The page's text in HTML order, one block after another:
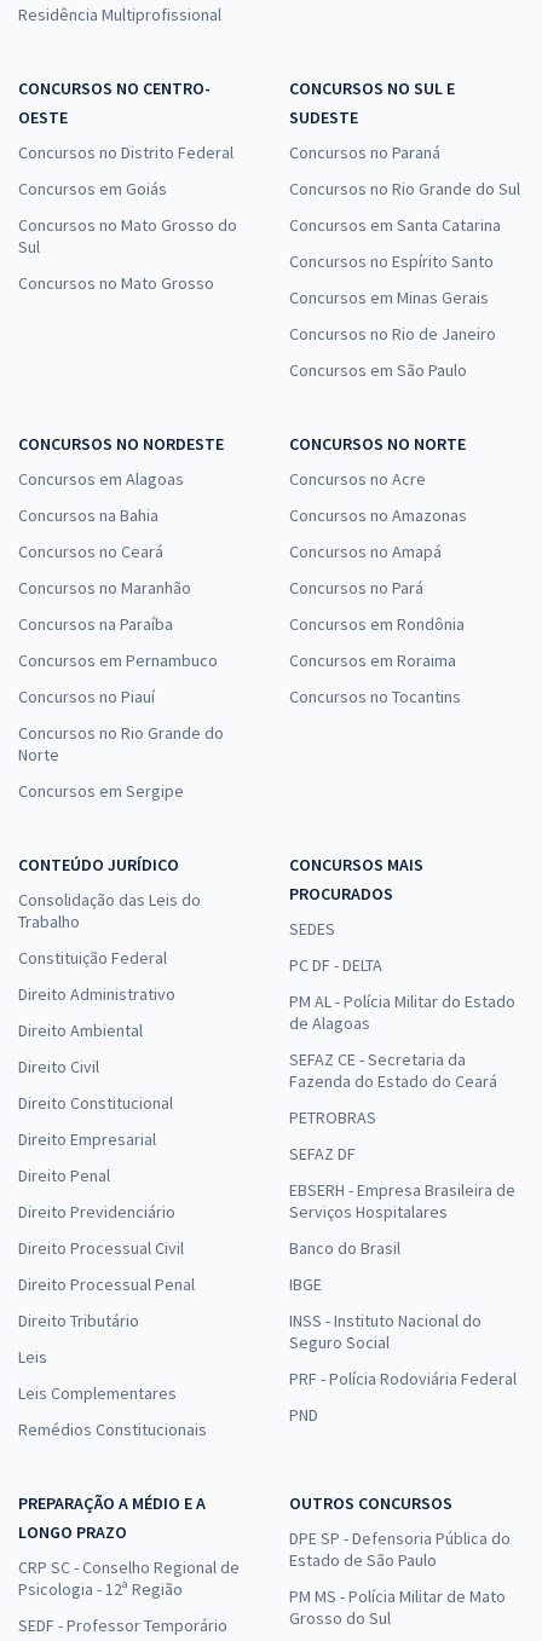
Residência Multiprofissional
CONCURSOS NO CENTRO-
OESTE
Concursos no Distrito Federal
Concursos em Goiás
Concursos no Mato Grosso do
Sul
Concursos no Mato Grosso
CONCURSOS NO SUL E
SUDESTE
Concursos no Paraná
Concursos no Rio Grande do Sul
Concursos em Santa Catarina
Concursos no Espírito Santo
Concursos em Minas Gerais
Concursos no Rio de Janeiro
Concursos em São Paulo
CONCURSOS NO NORDESTE
Concursos em Alagoas
Concursos na Bahia
Concursos no Ceará
Concursos no Maranhão
Concursos na Paraíba
Concursos em Pernambuco
Concursos no Piauí
Concursos no Rio Grande do
Norte
Concursos em Sergipe
CONCURSOS NO NORTE
Concursos no Acre
Concursos no Amazonas
Concursos no Amapá
Concursos no Pará
Concursos em Rondônia
Concursos em Roraima
Concursos no Tocantins
CONTEÚDO JURÍDICO
Consolidação das Leis do
Trabalho
Constituição Federal
Direito Administrativo
Direito Ambiental
Direito Civil
Direito Constitucional
Direito Empresarial
Direito Penal
Direito Previdenciário
Direito Processual Civil
Direito Processual Penal
Direito Tributário
Leis
Leis Complementares
Remédios Constitucionais
CONCURSOS MAIS
PROCURADOS
SEDES
PC DF - DELTA
PM AL - Polícia Militar do Estado
de Alagoas
SEFAZ CE - Secretaria da
Fazenda do Estado do Ceará
PETROBRAS
SEFAZ DF
EBSERH - Empresa Brasileira de
Serviços Hospitalares
Banco do Brasil
IBGE
INSS - Instituto Nacional do
Seguro Social
PRF - Polícia Rodoviária Federal
PND
PREPARAÇÃO A MÉDIO E A
LONGO PRAZO
CRP SC - Conselho Regional de
Psicologia - 12ª Região
SEDF - Professor Temporário
OUTROS CONCURSOS
DPE SP - Defensoria Pública do
Estado de São Paulo
PM MS - Polícia Militar de Mato
Grosso do Sul